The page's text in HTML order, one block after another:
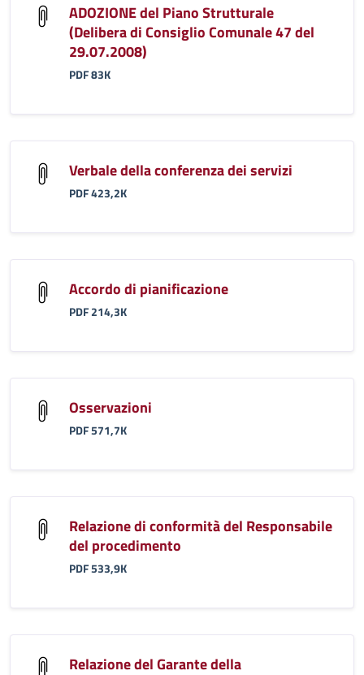
ADOZIONE del Piano Strutturale
(Delibera di Consiglio Comunale 47 del
29.07.2008)
PDF 83K
Verbale della conferenza dei servizi
PDF 423,2K
Accordo di pianificazione
PDF 214,3K
Osservazioni
PDF 571,7K
Relazione di conformità del Responsabile
del procedimento
PDF 533,9K
Relazione del Garante della